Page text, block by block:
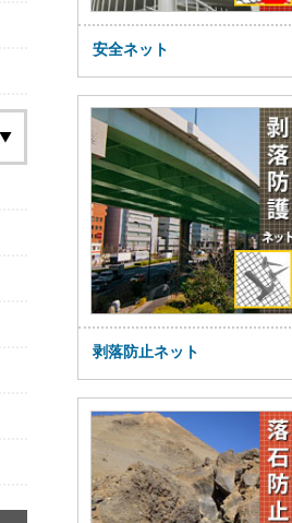
安全ネット
剥落防止ネット